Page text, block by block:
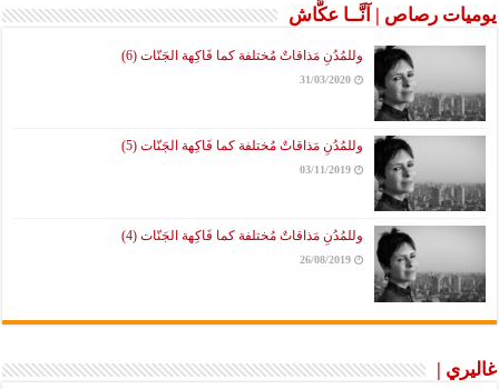
يوميات رصاص | آنَّــا عكَّاش
وللمُدُنِ مَذاقاتٌ مُختلفة كما فَاكِهة الجَنّات (6)
31/03/2020
وللمُدُنِ مَذاقاتٌ مُختلفة كما فَاكِهة الجَنّات (5)
03/11/2019
وللمُدُنِ مَذاقاتٌ مُختلفة كما فَاكِهة الجَنّات (4)
26/08/2019
غاليري |